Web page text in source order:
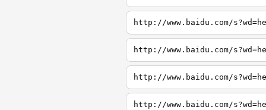
http://www.baidu.com/
http://www.baidu.com/
http://www.baidu.com/
http://www.baidu.com/